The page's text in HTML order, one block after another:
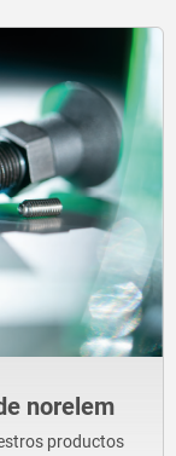
norelem
productos